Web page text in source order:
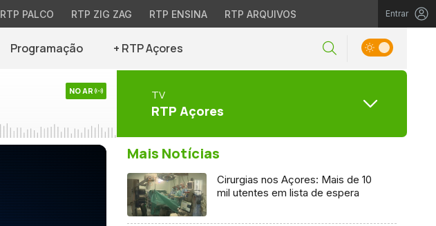
RTP PALCO RTP ZIG ZAG RTP ENSINA RTP ARQUIVOS Entrar
Programação + RTP Açores
NO AR TV
RTP Açores
Mais Notícias
Cirurgias nos Açores: Mais de 10
mil utentes em lista de espera